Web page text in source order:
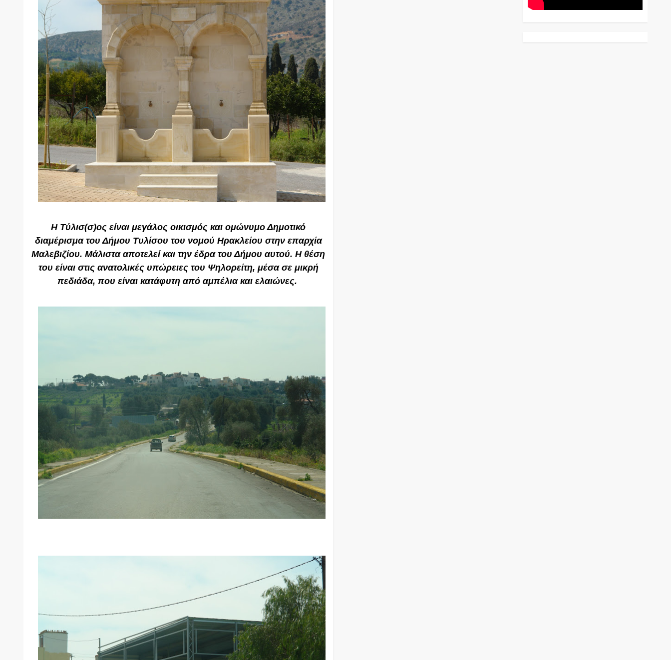
Η Τύλισ(σ)ος είναι μεγάλος οικισμός και ομώνυμο Δημοτικό
διαμέρισμα του Δήμου Τυλίσου του νομού Ηρακλείου στην επαρχία
Μαλεβιζίου. Μάλιστα αποτελεί και την έδρα του Δήμου αυτού. Η θέση
του είναι στις ανατολικές υπώρειες του Ψηλορείτη, μέσα σε μικρή
πεδιάδα, που είναι κατάφυτη από αμπέλια και ελαιώνες.